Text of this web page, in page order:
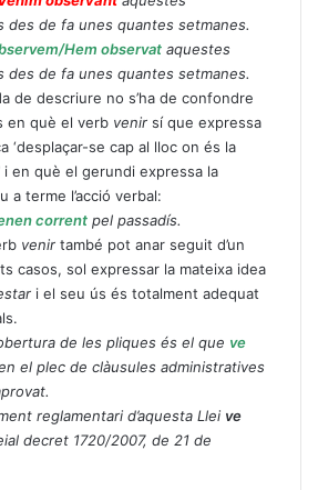
des de fa unes quantes setmanes.
Hem observat aquestes
des de fa unes quantes setmanes.
de descriure no s’ha de confondre
en què el verb venir sí que expressa
‘desplaçar-se cap al lloc on és la
i en què el gerundi expressa la
a terme l’acció verbal:
corrent pel passadís.
venir també pot anar seguit d’un
casos, sol expressar la mateixa idea
i el seu ús és totalment adequat
de les pliques és el que ve
el plec de clàusules administratives
reglamentari d’aquesta Llei ve
decret 1720/2007, de 21 de